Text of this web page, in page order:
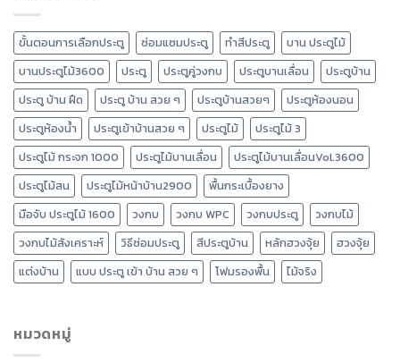
ขั้นตอนการเลือกประตู ซ่อมแซมประตู ทำสีประตู
บาน ประตูไม้
บานประตูไม้3600
ประตู ประตูคู่วงกบ ประตูบานเลื่อน
ประตูบ้าน
ประตู บ้าน ฝืด
ประตู บ้าน สวย ๆ ประตูบ้านสวยๆ
ประตูห้องนอน
ประตูห้องน้ำ
ประตูเข้าบ้านสวย ๆ ประตูไม้
ประตูไม้ 3
ประตูไม้ กระจก 1000
ประตูไม้บานเลื่อน
ประตูไม้บานเลื่อนVol.3600
ประตูไม้สน
ประตูไม้หน้าบ้าน2900
พื้นกระเบื้องยาง
มือจับ ประตูไม้ 1600
วงกบ วงกบ WPC วงกบประตู
วงกบไม้
วงกบไม้สังเคราะห์
วิธีซ่อมประตู สีประตูบ้าน หลักฮวงจุ้ย
ฮวงจุ้ย
แต่งบ้าน
แบบ ประตู เข้า บ้าน สวย ๆ โฟมรองพื้น ไม้จริง
หมวดหมู่